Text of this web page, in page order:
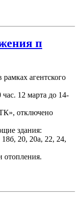
п
агентского
12 марта до 14-
отключено
здания:
20, 20а, 22, 24,
отопления.